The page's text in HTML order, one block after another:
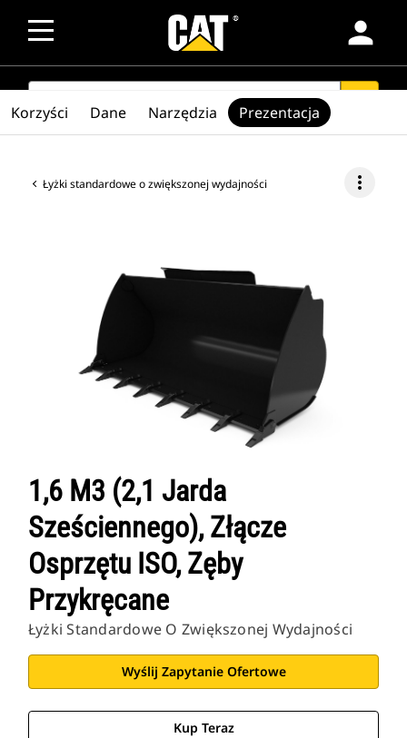
person
SEARCH
Łyżki standardowe o zwiększonej wydajności more_vert
1,6 M3 (2,1 Jarda
Sześciennego), Złącze
Osprzętu ISO, Zęby
Przykręcane
Łyżki Standardowe O Zwiększonej Wydajności
Wyślij Zapytanie Ofertowe
Kup Teraz
Korzyści Dane Narzędzia Prezentacja